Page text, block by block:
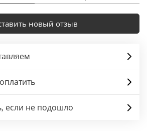
новый отзыв
если не подошло